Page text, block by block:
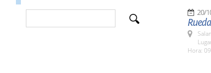
20/
Hora: